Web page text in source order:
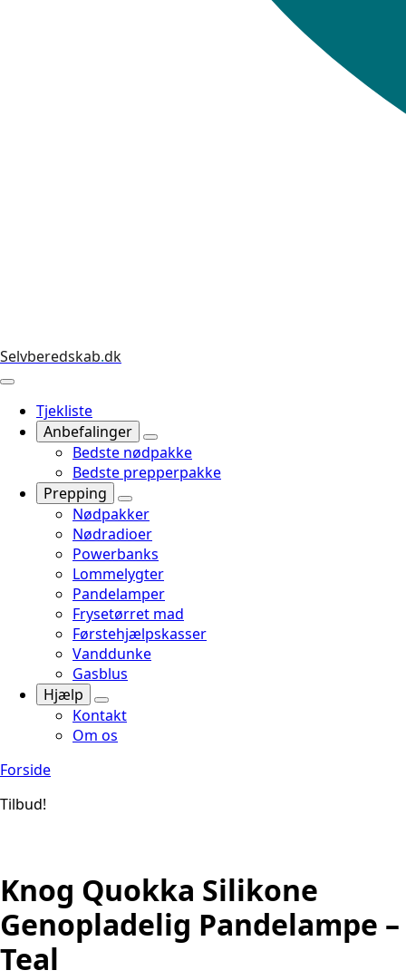
Selvberedskab.dk
Tjekliste
Anbefalinger
Bedste nødpakke
Bedste prepperpakke
Prepping
Nødpakker
Nødradioer
Powerbanks
Lommelygter
Pandelamper
Frysetørret mad
Førstehjælpskasser
Vanddunke
Gasblus
Hjælp
Kontakt
Om os
Forside
Tilbud!
Knog Quokka Silikone
Genopladelig Pandelampe –
Teal